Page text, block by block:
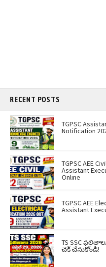
RECENT POSTS
TGPSC
Notification
TGPSC AEE
Assistant
Online
TGPSC AEE
Assistant
TS SSC
చెక్ చేసుకోండి!